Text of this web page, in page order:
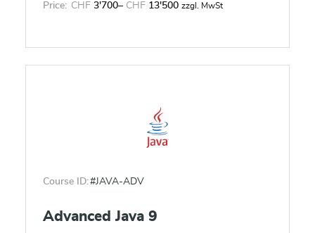
Price: CHF 3'700– CHF 13'500 zzgl. MwSt
Course ID:#JAVA-ADV
Advanced Java 9